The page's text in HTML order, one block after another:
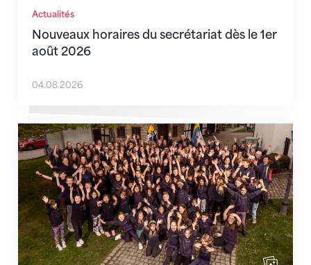
Actualités
Nouveaux horaires du secrétariat dès le 1er
août 2026
04.08.2026
Quand l’inclusion devient une évidence